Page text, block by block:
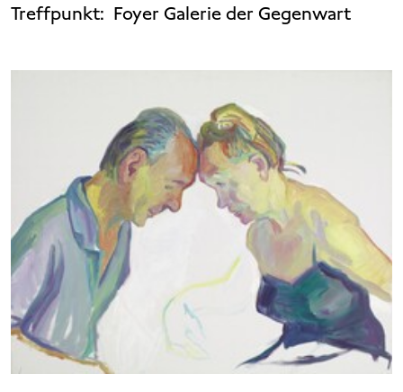
Treffpunkt: Foyer Galerie der Gegenwart